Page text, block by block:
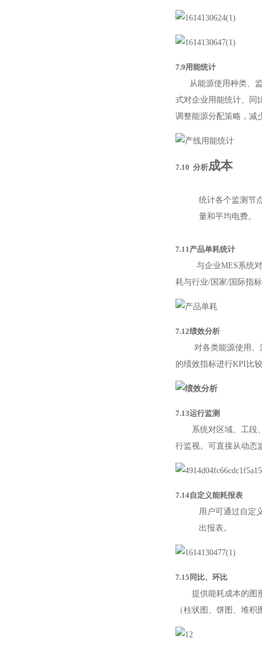
7.9用能统计
从能源使用种类、监
式对企业用能统计、同
调整能源分配策略，减
7.10 分析成本
统计各个监测节
量和平均电费。
7.11产品单耗统计
与企业MES系统对接
耗与行业/国家/国际指
7.12绩效分析
对各类能源使用、消
的绩效指标进行KPI比
7.13运行监测
系统对区域、工段、
行监视。可直接从动态
7.14自定义能耗报表
用户可通过自定
出报表。
7.15同比、环比
提供能耗成本的图形
（柱状图、饼图、堆积